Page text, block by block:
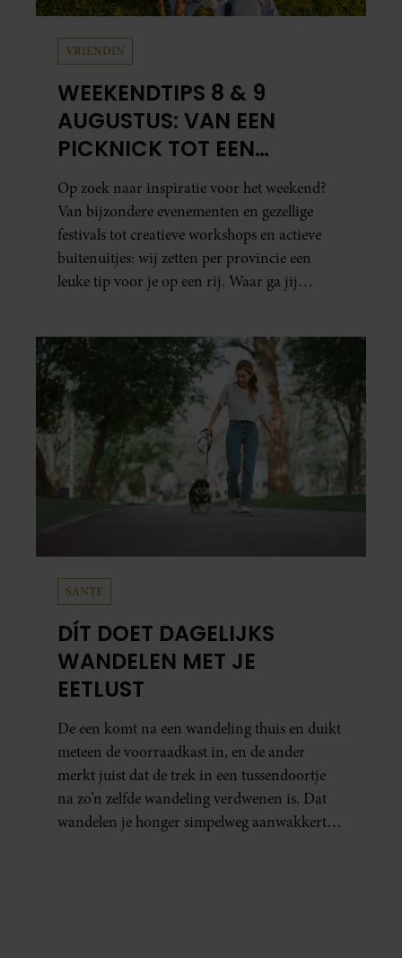
VRIENDIN
WEEKENDTIPS 8 & 9
AUGUSTUS: VAN EEN
PICKNICK TOT EEN
VOGELHUISJE MAKEN
Op zoek naar inspiratie voor het weekend?
Van bijzondere evenementen en gezellige
festivals tot creatieve workshops en actieve
buitenuitjes: wij zetten per provincie een
leuke tip voor je op een rij. Waar ga jij
SANTE
DÍT DOET DAGELIJKS
WANDELEN MET JE
EETLUST
De een komt na een wandeling thuis en duikt
meteen de voorraadkast in, en de ander
merkt juist dat de trek in een tussendoortje
na zo’n zelfde wandeling verdwenen is. Dat
wandelen je honger simpelweg aanwakkert,